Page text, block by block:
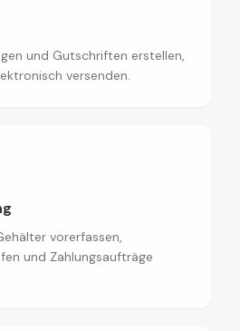
und Gutschriften erstellen,
versenden.
vorerfassen,
und Zahlungsaufträge